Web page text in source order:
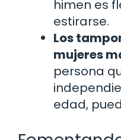
himen es
estirarse.
Los
mujeres
persona
edad,